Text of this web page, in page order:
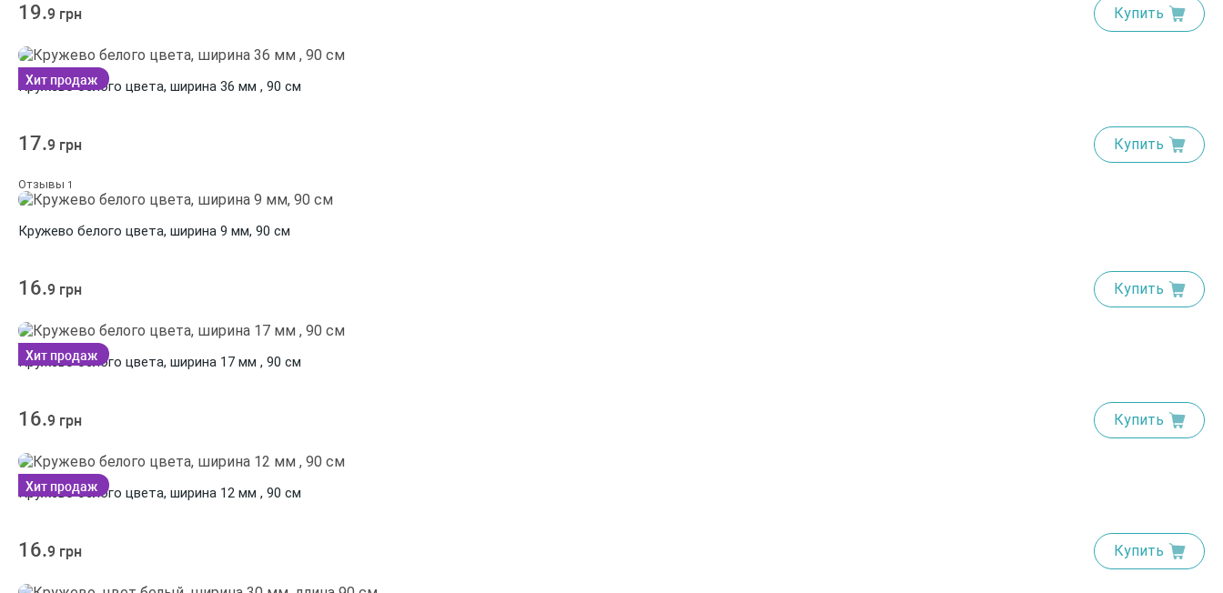
19.9 грн Купить
Кружево белого цвета, ширина 36 мм , 90 см
17.9 грн Купить
Отзывы 1
Хит продаж
Кружево белого цвета, ширина 9 мм, 90 см
16.9 грн Купить
Кружево белого цвета, ширина 17 мм , 90 см
16.9 грн Купить
Хит продаж
Кружево белого цвета, ширина 12 мм , 90 см
16.9 грн Купить
Хит продаж